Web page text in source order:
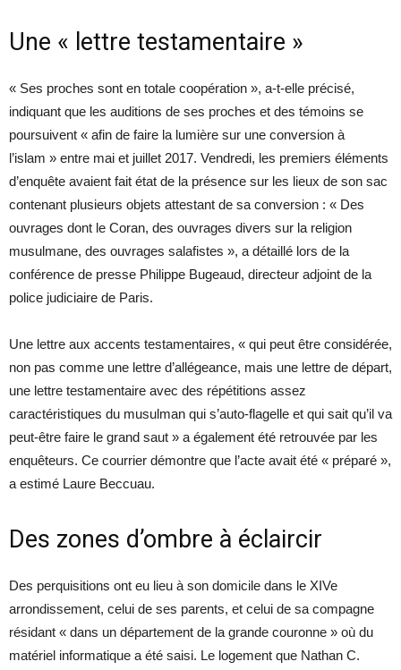
Une « lettre testamentaire »
« Ses proches sont en totale coopération », a-t-elle précisé,
indiquant que les auditions de ses proches et des témoins se
poursuivent « afin de faire la lumière sur une conversion à
l’islam » entre mai et juillet 2017. Vendredi, les premiers éléments
d’enquête avaient fait état de la présence sur les lieux de son sac
contenant plusieurs objets attestant de sa conversion : « Des
ouvrages dont le Coran, des ouvrages divers sur la religion
musulmane, des ouvrages salafistes », a détaillé lors de la
conférence de presse Philippe Bugeaud, directeur adjoint de la
police judiciaire de Paris.
Une lettre aux accents testamentaires, « qui peut être considérée,
non pas comme une lettre d’allégeance, mais une lettre de départ,
une lettre testamentaire avec des répétitions assez
caractéristiques du musulman qui s’auto-flagelle et qui sait qu’il va
peut-être faire le grand saut » a également été retrouvée par les
enquêteurs. Ce courrier démontre que l’acte avait été « préparé »,
a estimé Laure Beccuau.
Des zones d’ombre à éclaircir
Des perquisitions ont eu lieu à son domicile dans le XIVe
arrondissement, celui de ses parents, et celui de sa compagne
résidant « dans un département de la grande couronne » où du
matériel informatique a été saisi. Le logement que Nathan C.